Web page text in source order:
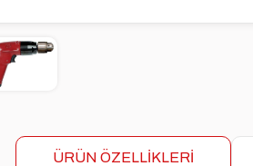
ÜRÜN ÖZELLIKLERI